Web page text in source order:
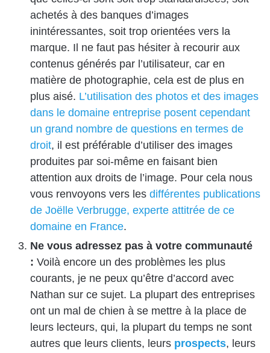
achetés à des banques d’images
inintéressantes, soit trop orientées vers la
marque. Il ne faut pas hésiter à recourir aux
contenus générés par l’utilisateur, car en
matière de photographie, cela est de plus en
plus aisé. L’utilisation des photos et des images
dans le domaine entreprise posent cependant
un grand nombre de questions en termes de
droit, il est préférable d’utiliser des images
produites par soi-même en faisant bien
attention aux droits de l’image. Pour cela nous
vous renvoyons vers les différentes publications
de Joëlle Verbrugge, experte attitrée de ce
domaine en France.
Ne vous adressez pas à votre communauté
: Voilà encore un des problèmes les plus
courants, je ne peux qu’être d’accord avec
Nathan sur ce sujet. La plupart des entreprises
ont un mal de chien à se mettre à la place de
leurs lecteurs, qui, la plupart du temps ne sont
autres que leurs clients, leurs prospects, leurs